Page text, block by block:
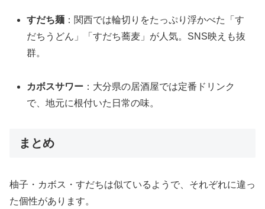
すだち麺 ：関西では輪切りをたっぷり浮かべた「す
だちうどん」「すだち蕎麦」が人気。SNS映えも抜
群。
カボスサワー ：大分県の居酒屋では定番ドリンク
で、地元に根付いた日常の味。
まとめ
柚子・カボス・すだちは似ているようで、それぞれに違っ
た個性があります。